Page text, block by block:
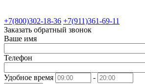
+7(800)302-18-36 +7(911)361-69-11
Заказать обратный звонок
Ваше имя
Телефон
Удобное время -